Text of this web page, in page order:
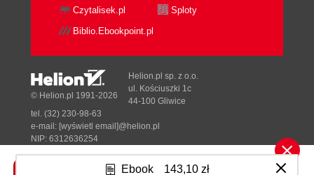
Ebook 143,10 zł
Czytalisek.pl
Sploty
Biblio.Ebookpoint.pl
Tonik.pl
© Helion.pl 1991-2026
Helion.pl sp. z o.o.
ul. Kościuszki 1c
44-100 Gliwice
tel. (32) 230-98-63
e-mail: [wyświetl email]@helion.pl
NIP: 6312636254